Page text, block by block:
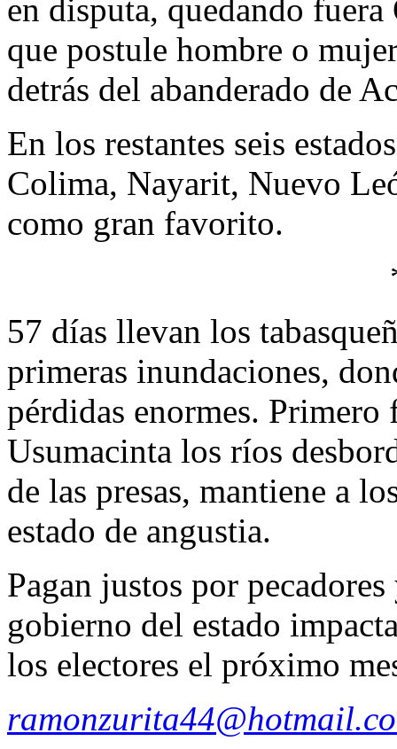
en disputa, quedando
que postule hombre o
detrás del abanderado de
En los restantes seis
Colima, Nayarit, Nuevo
como gran favorito.
57 días llevan los
primeras inundaciones,
pérdidas enormes.
Usumacinta los ríos
de las presas, mantiene a
estado de angustia.
Pagan justos por
gobierno del estado
los electores el próximo